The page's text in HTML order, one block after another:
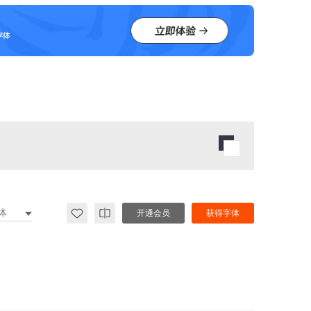
获得字体
开通会员